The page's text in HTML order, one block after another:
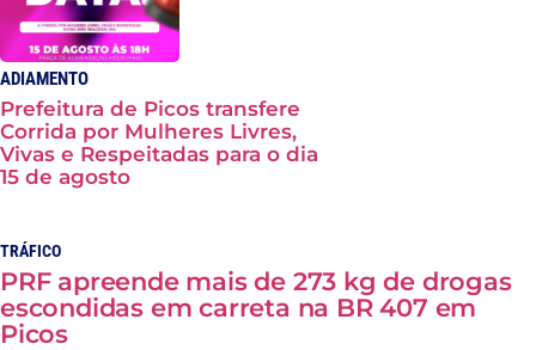
ADIAMENTO
Prefeitura de Picos transfere
Corrida por Mulheres Livres,
Vivas e Respeitadas para o dia
15 de agosto
TRÁFICO
PRF apreende mais de 273 kg de drogas
escondidas em carreta na BR 407 em
Picos